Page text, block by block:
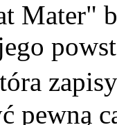
Mater"
pewną